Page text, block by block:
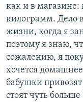
как и в магазине:
килограмм. Дело
жизни, когда я
поэтому я знаю,
сожалению, я
хочется
бабушки
стоят чуть